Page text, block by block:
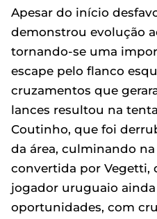
Apesar do início
demonstrou evolução
tornando-se uma
escape pelo flanco
cruzamentos que
lances resultou na
Coutinho, que foi
da área, culminando
convertida por Vegetti,
jogador uruguaio
oportunidades, com